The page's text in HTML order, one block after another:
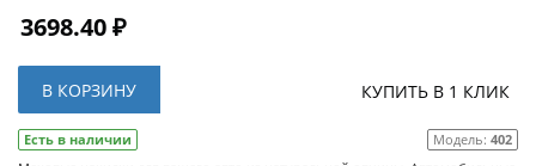
3698.40 ₽
В КОРЗИНУ КУПИТЬ В 1 КЛИК
Есть в наличии Модель: 402